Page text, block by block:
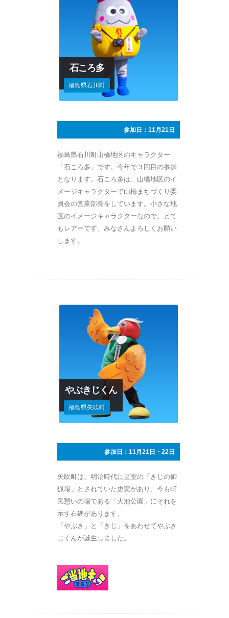
石ころ多
福島県石川町
参加日：11月21日
福島県石川町山橋地区のキャラクター
「石ころ多」です。今年で３回目の参加
となります。石ころ多は、山橋地区のイ
メージキャラクターで山橋まちづくり委
員会の営業部長をしています。小さな地
区のイメージキャラクターなので、とて
もレアーです。みなさんよろしくお願い
します。
やぶきじくん
福島県矢吹町
参加日：11月21日・22日
矢吹町は、明治時代に皇室の「きじの御
猟場」とされていた史実があり、今も町
民憩いの場である「大池公園」にそれを
示す石碑があります。
「やぶき」と「きじ」をあわせてやぶき
じくんが誕生しました。